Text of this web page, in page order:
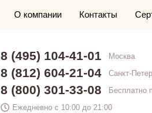
О компании Контакты
8 (495) 104-41-01 Москва
8 (812) 604-21-04 Санкт-
8 (800) 301-33-08
Бесплатно
Ежедневно с 10:00 до 21:00